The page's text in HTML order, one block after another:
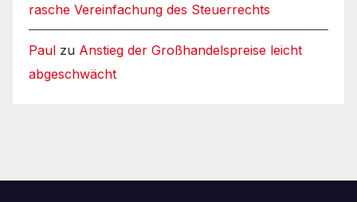
rasche Vereinfachung des Steuerrechts
Paul zu Anstieg der Großhandelspreise leicht
abgeschwächt